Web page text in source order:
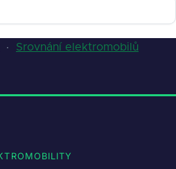
· Srovnání elektromobilů